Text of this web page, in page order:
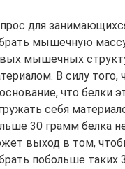
для
мышечную
мышечных
В силу
что белки
себя
30 грамм белка
выход в том,
побольше таких